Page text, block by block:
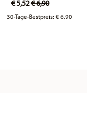
€ 5,52€ 6,90
30-Tage-Bestpreis: € 6,90